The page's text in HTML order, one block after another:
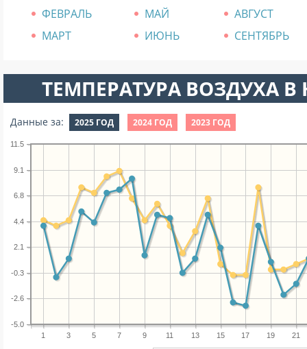
ФЕВРАЛЬ
МАЙ
АВГУСТ
МАРТ
ИЮНЬ СЕНТЯБРЬ
ТЕМПЕРАТУРА ВОЗДУХА В
Данные за: 2025 ГОД 2024 ГОД 2023 ГОД
1 3 5 7 9 11 13 15 17 19 21
-5.0
-2.6
-0.3
2.1
4.4
6.8
9.1
11.5